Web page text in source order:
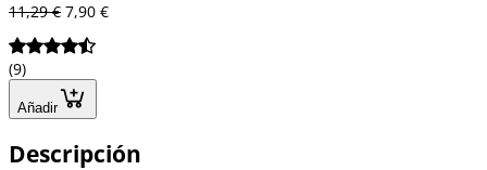
11,29 € 7,90 €
(9)
Añadir
Descripción